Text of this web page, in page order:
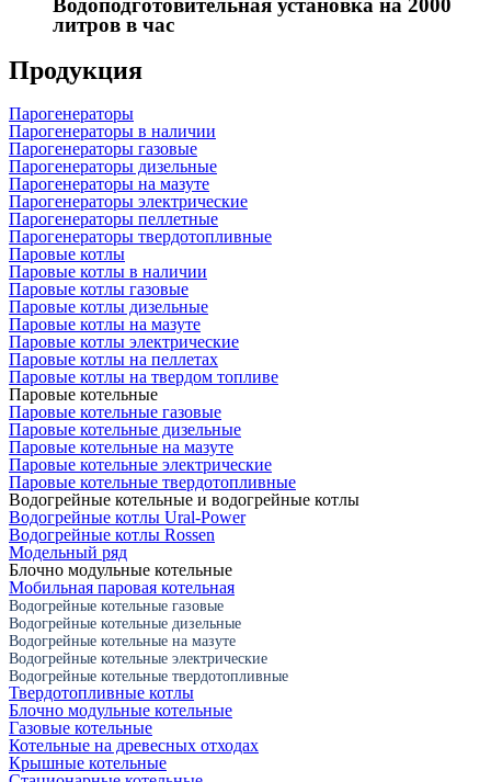
Водоподготовительная установка на 2000
литров в час
Продукция
Парогенераторы
Парогенераторы в наличии
Парогенераторы газовые
Парогенераторы дизельные
Парогенераторы на мазуте
Парогенераторы электрические
Парогенераторы пеллетные
Парогенераторы твердотопливные
Паровые котлы
Паровые котлы в наличии
Паровые котлы газовые
Паровые котлы дизельные
Паровые котлы на мазуте
Паровые котлы электрические
Паровые котлы на пеллетах
Паровые котлы на твердом топливе
Паровые котельные
Паровые котельные газовые
Паровые котельные дизельные
Паровые котельные на мазуте
Паровые котельные электрические
Паровые котельные твердотопливные
Водогрейные котельные и водогрейные котлы
Водогрейные котлы Ural-Power
Водогрейные котлы Rossen
Модельный ряд
Блочно модульные котельные
Мобильная паровая котельная
Водогрейные котельные газовые
Водогрейные котельные дизельные
Водогрейные котельные на мазуте
Водогрейные котельные электрические
Водогрейные котельные твердотопливные
Твердотопливные котлы
Блочно модульные котельные
Газовые котельные
Котельные на древесных отходах
Крышные котельные